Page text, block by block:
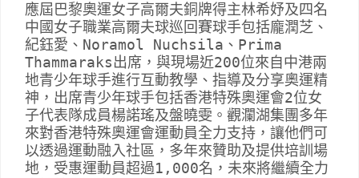
應屆巴黎奧運女子高爾夫銅牌得主林希妤及四名
中國女子職業高爾夫球巡回賽球手包括龐潤芝、
紀鈺愛、Noramol Nuchsila、Prima
Thammaraks出席，與現場近200位來自中港兩
地青少年球手進行互動教學、指導及分享奧運精
神，出席青少年球手包括香港特殊奧運會2位女
子代表隊成員楊諾瑤及盤曉雯。觀瀾湖集團多年
來對香港特殊奧運會運動員全力支持，讓他們可
以透過運動融入社區，多年來贊助及提供培訓場
地，受惠運動員超過1,000名，未來將繼續全力